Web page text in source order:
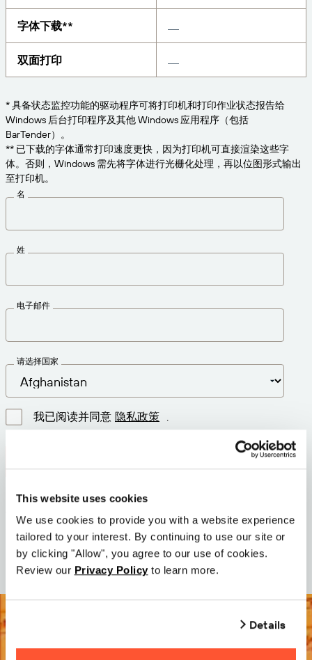
This website uses cookies
We use cookies to provide you with a website experience
tailored to your interest. By continuing to use our site or
by clicking "Allow", you agree to our use of cookies.
Review our Privacy Policy to learn more.
Details
产品
免费试用
技术规格
产品注册
打印连接器
Amazon Transparency
解决方案概述
连接
关于我们
新闻发布
标签和可追溯性成熟度模型
获取满足业务需求的适当级别的支持。
字体下载**
双面打印
* 具备状态监控功能的驱动程序可将打印机和打印作业状态报告给
Windows 后台打印程序及其他 Windows 应用程序（包括
BarTender）。
** 已下载的字体通常打印速度更快，因为打印机可直接渲染这些字
体。否则，Windows 需先将字体进行光栅化处理，再以位图形式输出
至打印机。
名
姓
电子邮件
请选择国家
我已阅读并同意 隐私政策
大小: 73.6 MB
日期: 2026-05-05